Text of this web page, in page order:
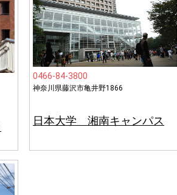
0466-84-3800
神奈川県藤沢市亀井野1866
日本大学 湘南キャンパス